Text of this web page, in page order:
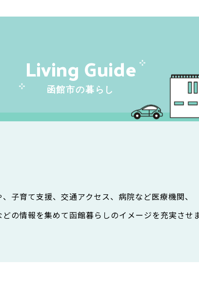
Living Guide
函館市の暮らし
子育て支援、交通アクセス、病院など医療機関、
の情報を集めて函館暮らしのイメージを充実させ